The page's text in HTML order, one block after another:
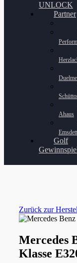
UNLOCK
Partner
Ahaus
Golf
Zurück zur
Mercedes
Klasse